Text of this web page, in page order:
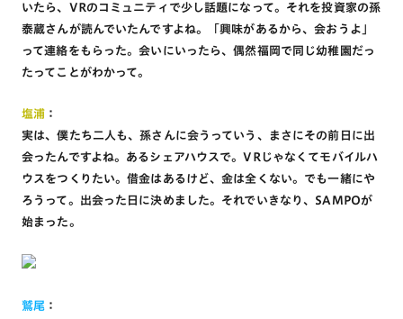
いたら、VRのコミュニティで少し話題になって。それを投資家の孫
泰蔵さんが読んでいたんですよね。「興味があるから、会おうよ」
って連絡をもらった。会いにいったら、偶然福岡で同じ幼稚園だっ
たってことがわかって。
塩浦 ：
実は、僕たち二人も、孫さんに会うっていう、まさにその前日に出
会ったんですよね。あるシェアハウスで。VRじゃなくてモバイルハ
ウスをつくりたい。借金はあるけど、金は全くない。でも一緒にや
ろうって。出会った日に決めました。それでいきなり、SAMPOが
始まった。
鷲尾 ：